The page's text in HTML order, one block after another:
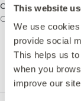
This website
We use
provide social
This helps us
when you
improve our
Oberfläche
Ceramic